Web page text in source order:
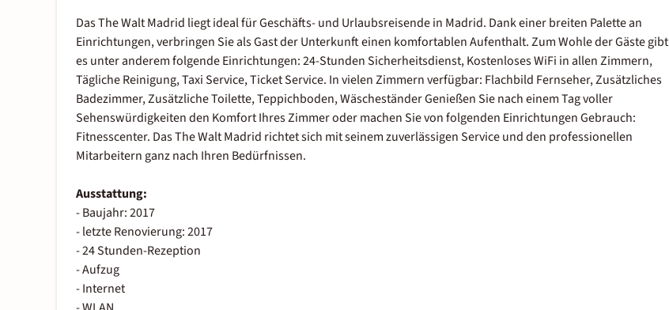
Das The Walt Madrid liegt ideal für Geschäfts- und Urlaubsreisende in Madrid. Dank einer breiten Palette an
Einrichtungen, verbringen Sie als Gast der Unterkunft einen komfortablen Aufenthalt. Zum Wohle der Gäste gibt
es unter anderem folgende Einrichtungen: 24-Stunden Sicherheitsdienst, Kostenloses WiFi in allen Zimmern,
Tägliche Reinigung, Taxi Service, Ticket Service. In vielen Zimmern verfügbar: Flachbild Fernseher, Zusätzliches
Badezimmer, Zusätzliche Toilette, Teppichboden, Wäscheständer Genießen Sie nach einem Tag voller
Sehenswürdigkeiten den Komfort Ihres Zimmer oder machen Sie von folgenden Einrichtungen Gebrauch:
Fitnesscenter. Das The Walt Madrid richtet sich mit seinem zuverlässigen Service und den professionellen
Mitarbeitern ganz nach Ihren Bedürfnissen.
Ausstattung:
- Baujahr: 2017
- letzte Renovierung: 2017
- 24 Stunden-Rezeption
- Aufzug
- Internet